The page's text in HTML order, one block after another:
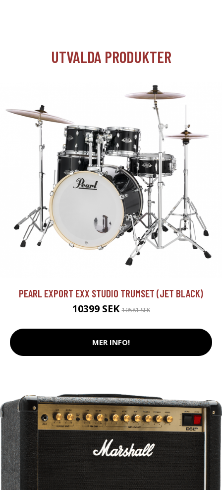
UTVALDA PRODUKTER
PEARL EXPORT EXX STUDIO TRUMSET (JET BLACK)
10399 SEK10581 SEK
MER INFO!